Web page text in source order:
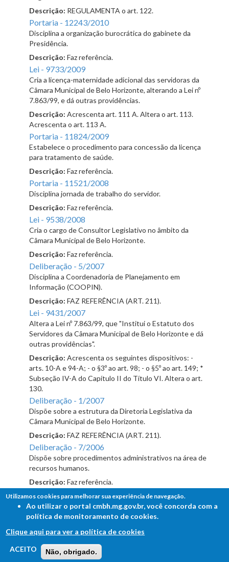
Descrição: REGULAMENTA o art. 122.
Portaria - 12243/2010
Disciplina a organização burocrática do gabinete da
Presidência.
Descrição: Faz referência.
Lei - 9733/2009
Cria a licença-maternidade adicional das servidoras da
Câmara Municipal de Belo Horizonte, alterando a Lei nº
7.863/99, e dá outras providências.
Descrição: Acrescenta art. 111 A. Altera o art. 113.
Acrescenta o art. 113 A.
Portaria - 11824/2009
Estabelece o procedimento para concessão da licença
para tratamento de saúde.
Descrição: Faz referência.
Portaria - 11521/2008
Disciplina jornada de trabalho do servidor.
Descrição: Faz referência.
Lei - 9538/2008
Cria o cargo de Consultor Legislativo no âmbito da
Câmara Municipal de Belo Horizonte.
Descrição: Faz referência.
Deliberação - 5/2007
Disciplina a Coordenadoria de Planejamento em
Informação (COOPIN).
Descrição: FAZ REFERÊNCIA (ART. 211).
Lei - 9431/2007
Altera a Lei nº 7.863/99, que "Institui o Estatuto dos
Servidores da Câmara Municipal de Belo Horizonte e dá
outras providências".
Descrição: Acrescenta os seguintes dispositivos: -
arts. 10-A e 94-A; - o §3º ao art. 98; - o §5º ao art. 149; *
Subseção IV-A do Capítulo II do Título VI. Altera o art.
130.
Deliberação - 1/2007
Dispõe sobre a estrutura da Diretoria Legislativa da
Câmara Municipal de Belo Horizonte.
Descrição: FAZ REFERÊNCIA (ART. 211).
Deliberação - 7/2006
Dispõe sobre procedimentos administrativos na área de
recursos humanos.
Descrição: Faz referência.
Lei - 9181/2006
Altera o § 3º do art. 149 da Lei nº 7.863/99 e dá outras
providências.
Descrição:
ALTERA o § 3º do art. 149.
Altera a Lei nº 7.863, de 18 novembro de 1999.
FALE COM A CÂMARA
Ouvidoria - Lei de Acesso à Informação
Utilizamos cookies para melhorar sua experiência de navegação.
Ao utilizar o portal cmbh.mg.gov.br, você concorda com a
política de monitoramento de cookies.
Clique aqui para ver a política de cookies
ACEITO
Não, obrigado.